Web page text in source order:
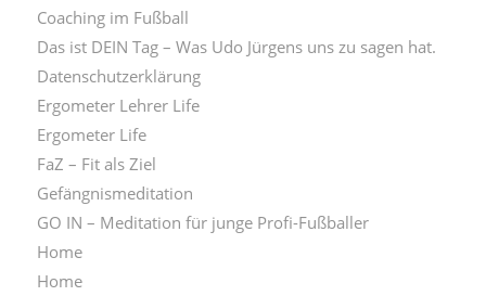
Coaching im Fußball
Das ist DEIN Tag – Was Udo Jürgens uns zu sagen hat.
Datenschutzerklärung
Ergometer Lehrer Life
Ergometer Life
FaZ – Fit als Ziel
Gefängnismeditation
GO IN – Meditation für junge Profi-Fußballer
Home
Home